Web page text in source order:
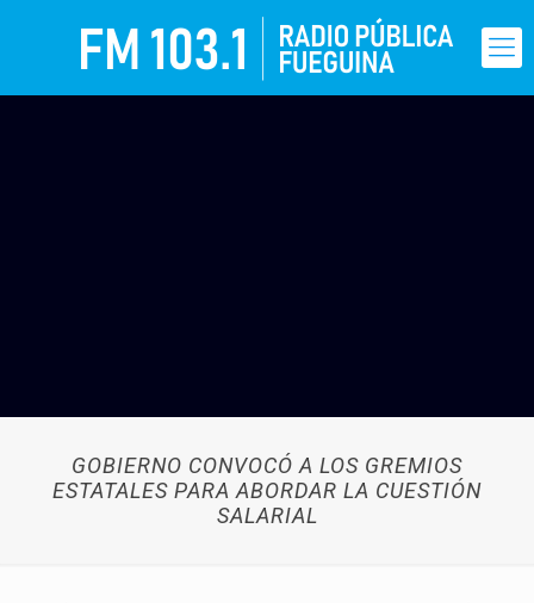
GOBIERNO CONVOCÓ A LOS GREMIOS
ESTATALES PARA ABORDAR LA CUESTIÓN
SALARIAL